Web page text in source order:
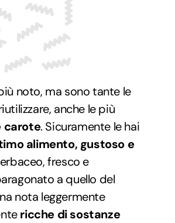
noto, ma sono tante le
anche le più
carote. Sicuramente le hai
alimento, gustoso e
fresco e
a quello del
nota leggermente
ricche di sostanze